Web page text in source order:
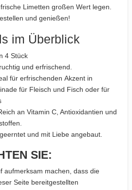
Limetten großen Wert legen.
und genießen!
im Überblick
4 Stück
und erfrischend.
für erfrischenden Akzent in
für Fleisch und Fisch oder für
an Vitamin C, Antioxidantien und
und mit Liebe angebaut.
SIE:
aufmerksam machen, dass die
Seite bereitgestellten